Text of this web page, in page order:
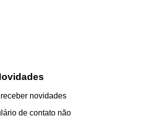
novidades
de contato não